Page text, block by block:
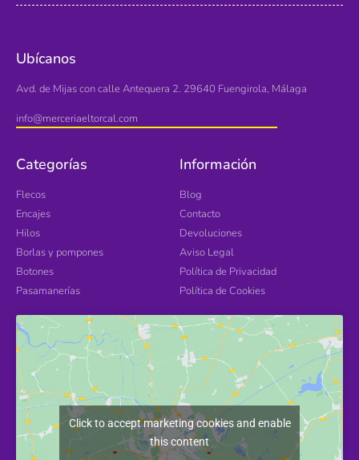
Ubícanos
Avd. de Mijas con calle Antequera 2. 29640 Fuengirola, Málaga
info@merceriaeltorcal.com
Categorías
Flecos
Encajes
Hilos
Borlas y pompones
Botones
Pasamanerías
Información
Blog
Contacto
Devoluciones
Aviso Legal
Política de Privacidad
Política de Cookies
Click to accept marketing cookies and enable
this content